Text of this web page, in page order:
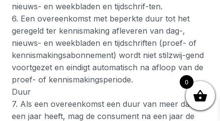
nieuws- en weekbladen en tijdschrif-ten.
6. Een overeenkomst met beperkte duur tot het
geregeld ter kennismaking afleveren van dag-,
nieuws- en weekbladen en tijdschriften (proef- of
kennismakingsabonnement) wordt niet stilzwij-gend
voortgezet en eindigt automatisch na afloop van de
proef- of kennismakingsperiode.
Duur
7. Als een overeenkomst een duur van meer dan
een jaar heeft, mag de consument na een jaar de
0